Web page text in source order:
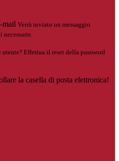
mail Verrà inviato un messaggio
Effettua il reset della password
la casella di posta elettronica!